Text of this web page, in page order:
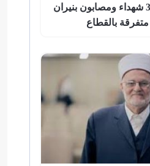
خروقات مستمرة.. 3 شهداء ومصابون بنيران
بالقطاع